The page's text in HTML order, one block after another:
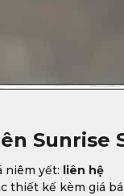
Sunrise
niêm yết: liên hệ
thiết kế kèm giá